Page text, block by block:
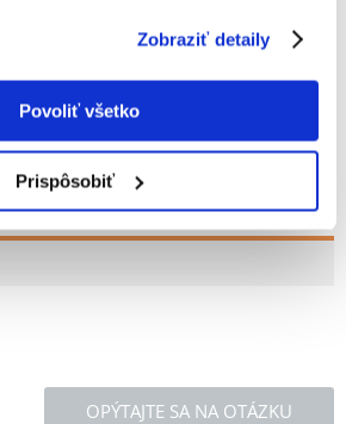
Zobraziť detaily
Povoliť všetko
Prispôsobiť
ODPORÚČAJÚ TENTO PRODUKT
NAPÍSAŤ RECENZIU
OPÝTAJTE SA NA OTÁZKU